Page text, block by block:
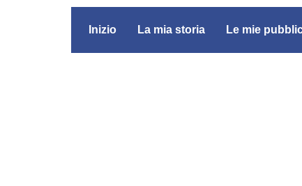
Inizio La mia storia Le mie